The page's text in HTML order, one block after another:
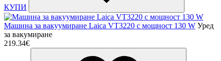
КУПИ
Машина за вакуумиране Laica VT3220 с мощност 130 W Уред
за вакумиране
219.34€